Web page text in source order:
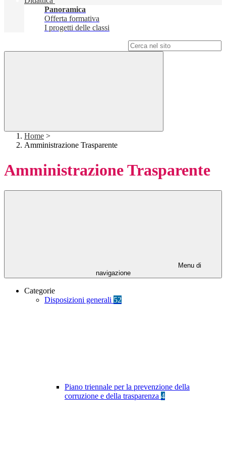
Panoramica
Offerta formativa
I progetti delle classi
Home >
Amministrazione Trasparente
Amministrazione Trasparente
Menu di
navigazione
Categorie
Disposizioni generali 52
Piano triennale per la prevenzione della
corruzione e della trasparenza 4